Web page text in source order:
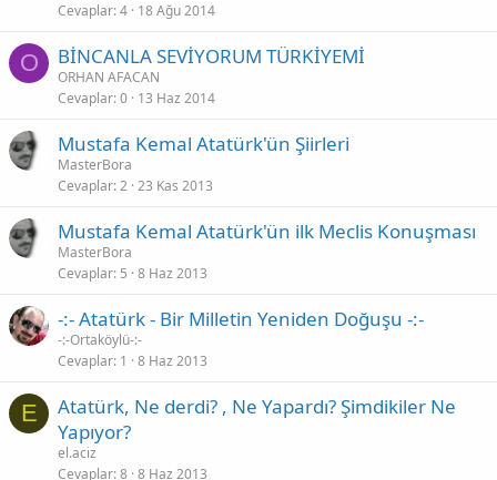
Cevaplar 4 18 Ağu 2014
O BİNCANLA SEVİYORUM TÜRKİYEMİ
ORHAN AFACAN
Cevaplar 0 13 Haz 2014
Mustafa Kemal Atatürk'ün Şiirleri
MasterBora
Cevaplar 2 23 Kas 2013
Mustafa Kemal Atatürk'ün ilk Meclis Konuşması
MasterBora
Cevaplar 5 8 Haz 2013
-:- Atatürk - Bir Milletin Yeniden Doğuşu -:-
-:-Ortaköylü-:-
Cevaplar 1 8 Haz 2013
E
Atatürk, Ne derdi? , Ne Yapardı? Şimdikiler Ne
Yapıyor?
el.aciz
Cevaplar 8 8 Haz 2013